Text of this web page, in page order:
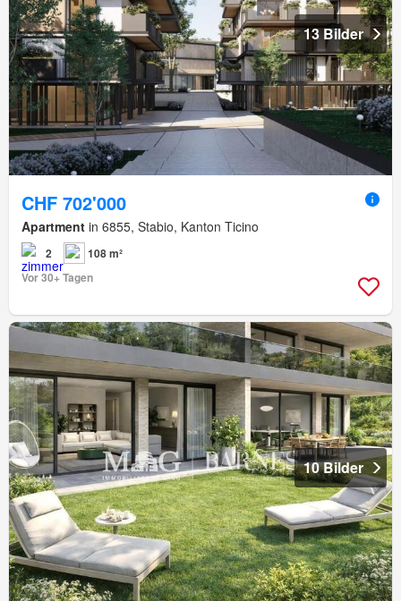
13 Bilder
CHF 702'000
Apartment in 6855, Stabio, Kanton Ticino
2
108 m²
Vor 30+ Tagen
10 Bilder